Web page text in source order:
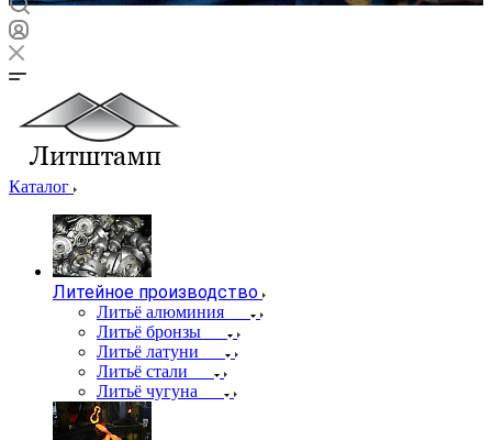
Каталог
Литейное производство
Литьё алюминия
Литьё бронзы
Литьё латуни
Литьё стали
Литьё чугуна